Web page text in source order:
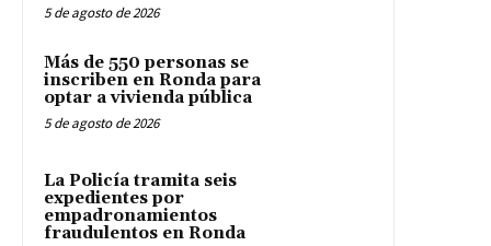
5 de agosto de 2026
Más de 550 personas se
inscriben en Ronda para
optar a vivienda pública
5 de agosto de 2026
La Policía tramita seis
expedientes por
empadronamientos
fraudulentos en Ronda